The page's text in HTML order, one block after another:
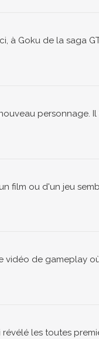
à Goku de la saga
personnage.
film ou d'un jeu
de gameplay
les toutes